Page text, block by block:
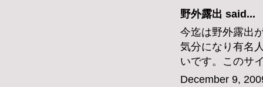
野外露出 said...
今迄は野外露出
気分になり有名
いです。このサ
December 9,